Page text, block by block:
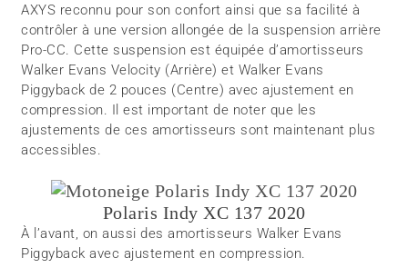
AXYS reconnu pour son confort ainsi que sa facilité à
contrôler à une version allongée de la suspension arrière
Pro-CC. Cette suspension est équipée d’amortisseurs
Walker Evans Velocity (Arrière) et Walker Evans
Piggyback de 2 pouces (Centre) avec ajustement en
compression. Il est important de noter que les
ajustements de ces amortisseurs sont maintenant plus
accessibles.
Polaris Indy XC 137 2020
À l’avant, on aussi des amortisseurs Walker Evans
Piggyback avec ajustement en compression.